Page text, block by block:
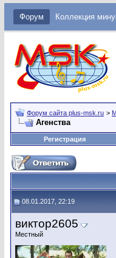
Форум Коллекция
Форум сайта plus-msk.ru >
Агенства
Регистрация
08.01.2017, 22:19
виктор2605
Местный